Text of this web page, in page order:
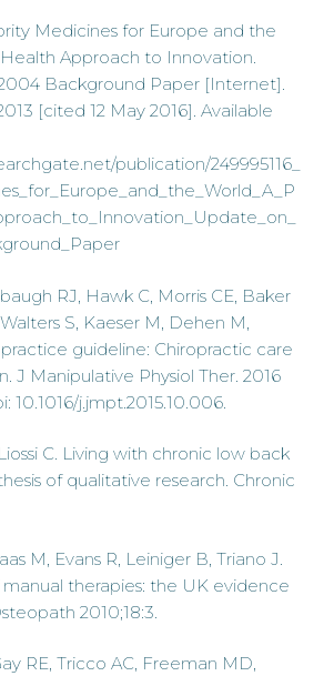
Medicines for Europe and the
Approach to Innovation.
Background Paper [Internet].
[cited 12 May 2016]. Available
publication/249995116_
RJ, Hawk C, Morris CE, Baker
S, Kaeser M, Dehen M,
guideline: Chiropractic care
J Manipulative Physiol Ther. 2016
10.1016/j.jmpt.2015.10.006.
C. Living with chronic low back
of qualitative research. Chronic
M, Evans R, Leiniger B, Triano J.
therapies: the UK evidence
2010;18:3.
RE, Tricco AC, Freeman MD,